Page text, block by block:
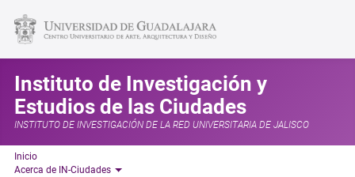
Instituto de Investigación y
Estudios de las Ciudades
INSTITUTO DE INVESTIGACIÓN DE LA RED UNIVERSITARIA DE JALISCO
Inicio
Acerca de IN-Ciudades